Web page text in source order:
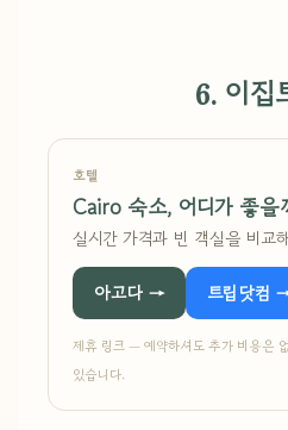
6. 이집
호텔
Cairo 숙소, 어디가 좋을
실시간 가격과 빈 객실을 비교
아고다 → 트립닷컴
제휴 링크 — 예약하셔도 추가 비용은
있습니다.